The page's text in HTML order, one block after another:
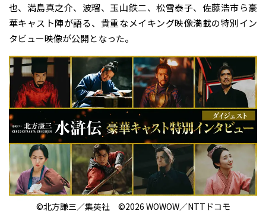
也、満島真之介、波瑠、玉山鉄二、松雪泰子、佐藤浩市ら豪
華キャスト陣が語る、貴重なメイキング映像満載の特別イン
タビュー映像が公開となった。
©︎︎北方謙三／集英社 ©︎2026 WOWOW／NTTドコモ